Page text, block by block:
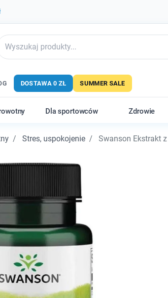
DOSTAWA 0 ZŁ SUMMER SALE
Dla sportowców Zdrowie
Stres, uspokojenie Swanson Ekstrakt